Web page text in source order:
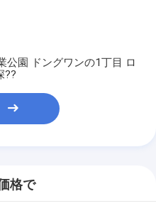
公園 ドングワンの1丁目 ロ
??
格で